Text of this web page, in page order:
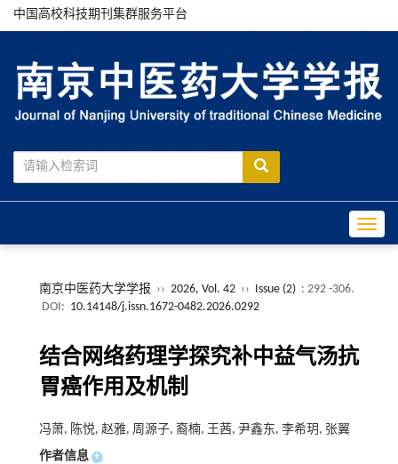
中国高校科技期刊集群服务平台
南京中医药大学学报 ›› 2026, Vol. 42 ›› Issue (2) : 292 -306.
DOI: 10.14148/j.issn.1672-0482.2026.0292
结合网络药理学探究补中益气汤抗
胃癌作用及机制
冯萧, 陈悦, 赵雅, 周源子, 裔楠, 王茜, 尹鑫东, 李希玥, 张翼
作者信息 +